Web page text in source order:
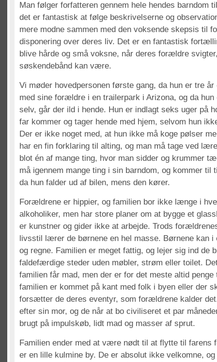
Man følger forfatteren gennem hele hendes barndom
det er fantastisk at følge beskrivelserne og
mere modne sammen med den voksende skepsis til
disponering over deres liv. Det er en fantastisk
blive hårde og små voksne, når deres forældre
søskendebånd kan være.
Vi møder hovedpersonen første gang, da hun er tre år
med sine forældre i en trailerpark i Arizona, og da
selv, går der ild i hende. Hun er indlagt seks uger på
far kommer og tager hende med hjem, selvom hun
Der er ikke noget med, at hun ikke må koge pølser
har en fin forklaring til alting, og man må tage ved
blot én af mange ting, hvor man sidder og krummer
må igennem mange ting i sin barndom, og kommer til
da hun falder ud af bilen, mens den kører.
Forældrene er hippier, og familien bor ikke længe i
alkoholiker, men har store planer om at bygge et
er kunstner og gider ikke at arbejde. Trods
livsstil lærer de børnene en hel masse. Børnene kan
og regne. Familien er meget fattig, og lejer sig ind de
faldefærdige steder uden møbler, strøm eller toilet.
familien får mad, men der er for det meste altid
familien er kommet på kant med folk i byen eller der
forsætter de deres eventyr, som forældrene kalder
efter sin mor, og de når at bo civiliseret et par
brugt på impulskøb, lidt mad og masser af sprut.
Familien ender med at være nødt til at flytte til farens
er en lille kulmine by. De er absolut ikke velkomne,